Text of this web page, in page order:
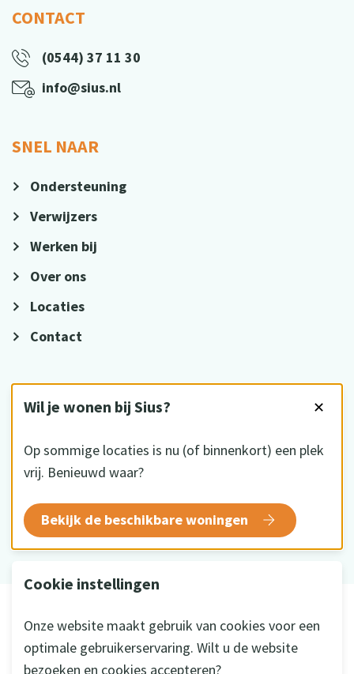
Wil je wonen bij Sius? ✕
Op sommige locaties is nu (of binnenkort) een plek
vrij. Benieuwd waar?
Bekijk de beschikbare woningen
Cookie instellingen
Onze website maakt gebruik van cookies voor een
optimale gebruikerservaring. Wilt u de website
bezoeken en cookies accepteren?
CONTACT
(0544) 37 11 30
info@sius.nl
SNEL NAAR
Ondersteuning
Verwijzers
Werken bij
Over ons
Locaties
Contact
HKZ gecertificeerd
Disclaimer
Privacy